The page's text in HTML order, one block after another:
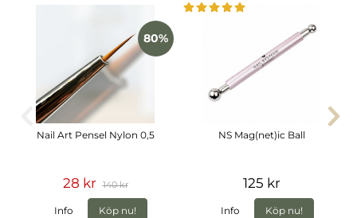
80%
Nail Art Pensel Nylon 0,5
28 kr 140 kr
Info Köp nu!
NS Mag(net)ic Ball
125 kr
Info Köp nu!